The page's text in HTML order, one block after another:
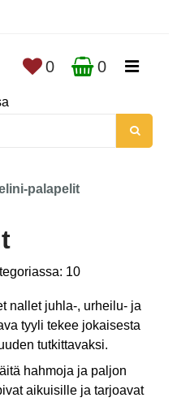
0 0
palapelit
10
nallet juhla-, urheilu- ja
tyyli tekee jokaisesta
tutkittavaksi.
hahmoja ja paljon
aikuisille ja tarjoavat